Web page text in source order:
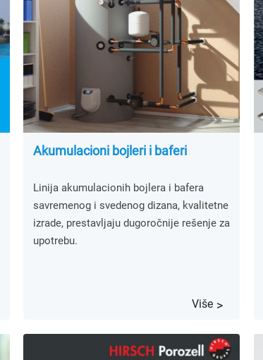
Akumulacioni bojleri i baferi
Linija akumulacionih bojlera i bafera
savremenog i svedenog dizana, kvalitetne
izrade, prestavljaju dugoročnije rešenje za
upotrebu.
Više